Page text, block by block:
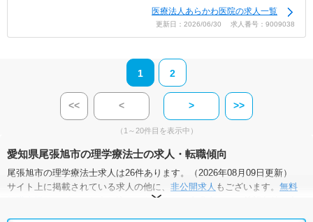
医療法人あらかわ医院の求人一覧
更新日：2026/06/30 求人番号：9009038
1 2
<< < > >>
（1～20件目を表示中）
愛知県尾張旭市の理学療法士の求人・転職傾向
尾張旭市の理学療法士求人は26件あります。（2026年08月09日更新）
サイト上に掲載されている求人の他に、 非公開求人 もございます。 無料
にお申し込みいただくと、全求人からご希望条件に合